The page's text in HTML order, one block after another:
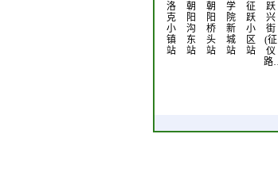
洛
克
小
镇
站
朝
阳
沟
东
站
朝
阳
桥
头
站
学
院
新
城
站
征
跃
小
区
站
跃
兴
街
(征
仪
路…